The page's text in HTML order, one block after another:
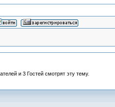
и 3 Гостей смотрят эту тему.